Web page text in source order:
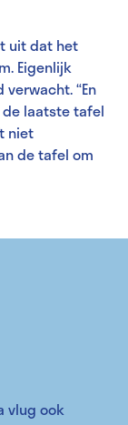
uit dat het
Eigenlijk
“En
laatste tafel
niet
de tafel om
vlug ook